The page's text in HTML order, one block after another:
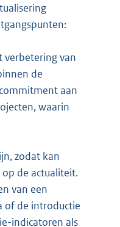
van
de
aan
waarin
zodat kan
de actualiteit.
van een
of de introductie
indicatoren als